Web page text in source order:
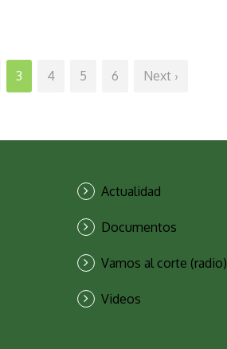
3 4 5 6 Next ›
Actualidad
Documentos
Vamos al corte (radio)
Videos